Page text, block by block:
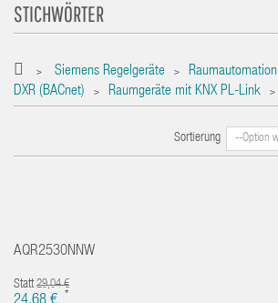
STICHWÖRTER
> Siemens Regelgeräte > Raumautomation
DXR (BACnet)
> Raumgeräte mit KNX PL-Link >
Sortierung
AQR2530NNW
Statt29,04 €
*